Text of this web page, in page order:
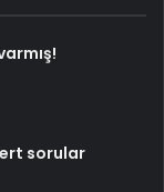
sorular